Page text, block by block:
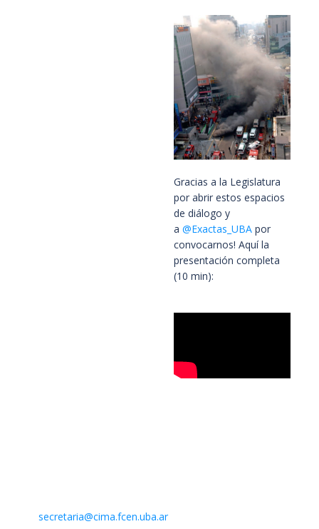
Gracias a la Legislatura
por abrir estos espacios
de diálogo y
a @Exactas_UBA por
convocarnos! Aquí la
presentación completa
(10 min):
secretaria@cima.fcen.uba.ar